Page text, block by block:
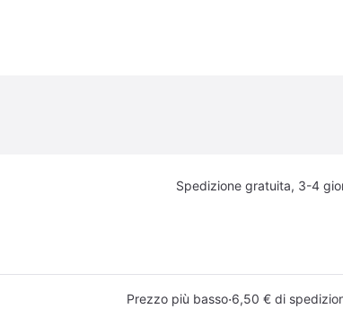
Spedizione gratuita, 3-4
Prezzo più basso·6,50 € di